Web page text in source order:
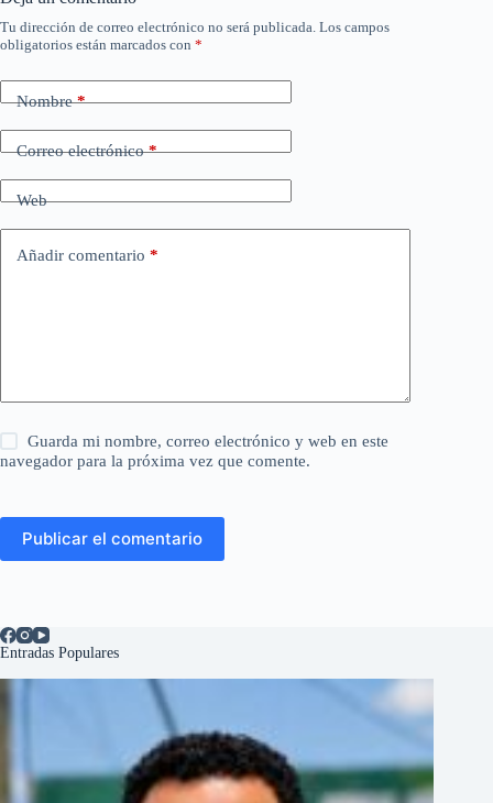
Tu dirección de correo electrónico no será publicada. Los campos
obligatorios están marcados con *
Nombre*
Correo electrónico*
Web
Añadir comentario *
Guarda mi nombre, correo electrónico y web en este
navegador para la próxima vez que comente.
Publicar el comentario
Entradas Populares